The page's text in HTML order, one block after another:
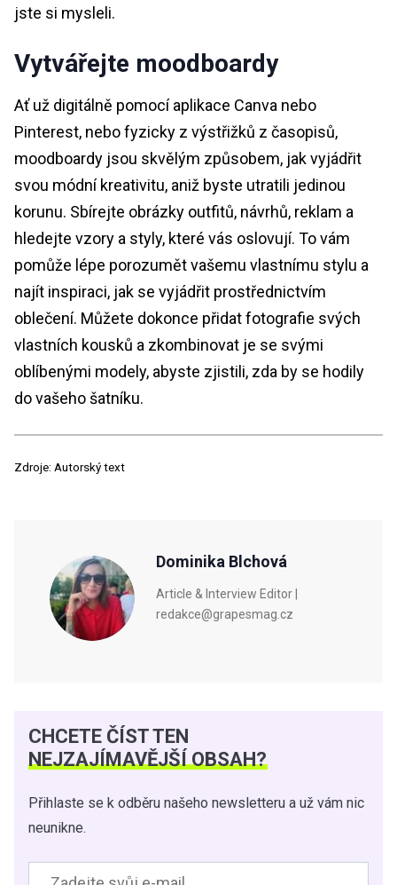
jste si mysleli.
Vytvářejte moodboardy
Ať už digitálně pomocí aplikace Canva nebo
Pinterest, nebo fyzicky z výstřižků z časopisů,
moodboardy jsou skvělým způsobem, jak vyjádřit
svou módní kreativitu, aniž byste utratili jedinou
korunu. Sbírejte obrázky outfitů, návrhů, reklam a
hledejte vzory a styly, které vás oslovují. To vám
pomůže lépe porozumět vašemu vlastnímu stylu a
najít inspiraci, jak se vyjádřit prostřednictvím
oblečení. Můžete dokonce přidat fotografie svých
vlastních kousků a zkombinovat je se svými
oblíbenými modely, abyste zjistili, zda by se hodily
do vašeho šatníku.
Zdroje: Autorský text
Dominika Blchová
Article & Interview Editor |
redakce@grapesmag.cz
CHCETE ČÍST TEN
NEJZAJÍMAVĚJŠÍ OBSAH?
Přihlaste se k odběru našeho newsletteru a už vám nic
neunikne.